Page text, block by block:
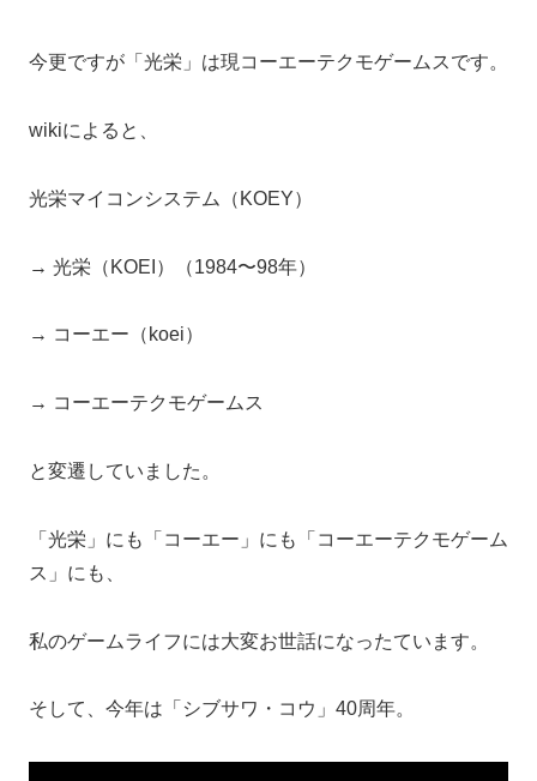
今更ですが「光栄」は現コーエーテクモゲームスです。
wikiによると、
光栄マイコンシステム（KOEY）
→ 光栄（KOEI）（1984〜98年）
→ コーエー（koei）
→ コーエーテクモゲームス
と変遷していました。
「光栄」にも「コーエー」にも「コーエーテクモゲーム
ス」にも、
私のゲームライフには大変お世話になったています。
そして、今年は「シブサワ・コウ」40周年。